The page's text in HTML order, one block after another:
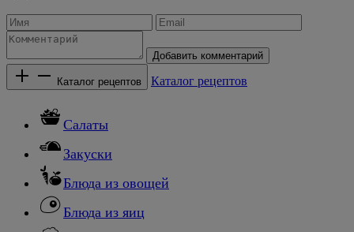
Добавить комментарий
Каталог рецептов Каталог рецептов
Салаты
Закуски
Блюда из овощей
Блюда из яиц